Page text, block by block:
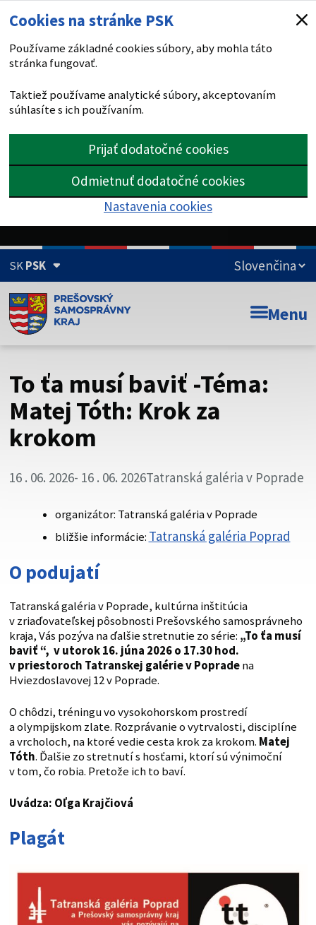
Cookies na stránke PSK
Používame základné cookies súbory, aby mohla táto
stránka fungovať.
Taktiež používame analytické súbory, akceptovaním
súhlasíte s ich používaním.
Prijať dodatočné cookies
Odmietnuť dodatočné cookies
Nastavenia cookies
SKPSK
Doména psk.sk je oficiálna
Toto je oficiálna webová stránka Prešovského
Táto stránka je zabezpečená
Buďte pozorní a vždy sa uistite, že zdieľate informácie iba
cez zabezpečenú webovú stránku. Zabezpečená stránka
Menu
To ťa musí baviť -Téma:
Matej Tóth: Krok za
krokom
16 . 06. 2026- 16 . 06. 2026Tatranská galéria v Poprade
organizátor: Tatranská galéria v Poprade
bližšie informácie: Tatranská galéria Poprad
O podujatí
Tatranská galéria v Poprade, kultúrna inštitúcia
v zriaďovateľskej pôsobnosti Prešovského samosprávneho
kraja, Vás pozýva na ďalšie stretnutie zo série: „To ťa musí
baviť “, v utorok 16. júna 2026 o 17.30 hod.
v priestoroch Tatranskej galérie v Popradena
Hviezdoslavovej 12 v Poprade.
O chôdzi, tréningu vo vysokohorskom prostredí
a olympijskom zlate. Rozprávanie o vytrvalosti, disciplíne
a vrcholoch, na ktoré vedie cesta krok za krokom. Matej
Tóth. Ďalšie zo stretnutí s hosťami, ktorí sú výnimoční
v tom, čo robia. Pretože ich to baví.
Uvádza: Oľga Krajčiová
Plagát